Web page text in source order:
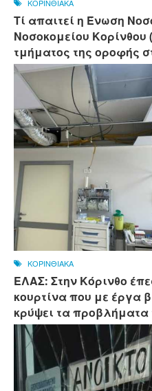
ΚΟΡΙΝΘΙΑΚΑ
Τί απαιτεί η Ένωση
Νοσοκομείου
τμήματος της οροφής
ΚΟΡΙΝΘΙΑΚΑ
ΕΛΑΣ: Στην Κόρινθο
κουρτίνα που με έργα
κρύψει τα προβλήματα